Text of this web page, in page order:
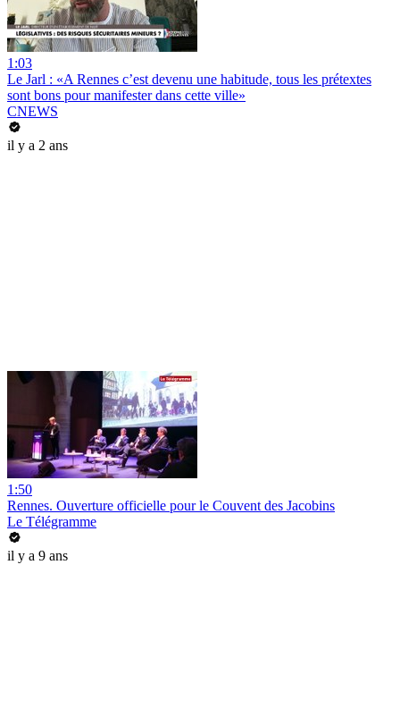
1:03
Le Jarl : «A Rennes c’est devenu une habitude, tous les prétextes
sont bons pour manifester dans cette ville»
CNEWS
il y a 2 ans
1:50
Rennes. Ouverture officielle pour le Couvent des Jacobins
Le Télégramme
il y a 9 ans